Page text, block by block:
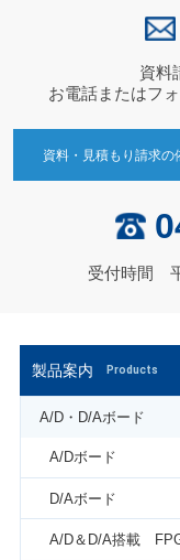
製品案内 Products
A/D・D/Aボード
A/Dボード
D/Aボード
A/D＆D/A搭載
資料
お電話またはフ
資料・見積もり請求の
受付時間